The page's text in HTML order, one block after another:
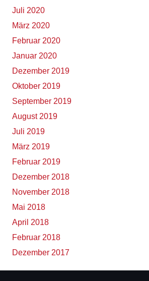
Juli 2020
März 2020
Februar 2020
Januar 2020
Dezember 2019
Oktober 2019
September 2019
August 2019
Juli 2019
März 2019
Februar 2019
Dezember 2018
November 2018
Mai 2018
April 2018
Februar 2018
Dezember 2017